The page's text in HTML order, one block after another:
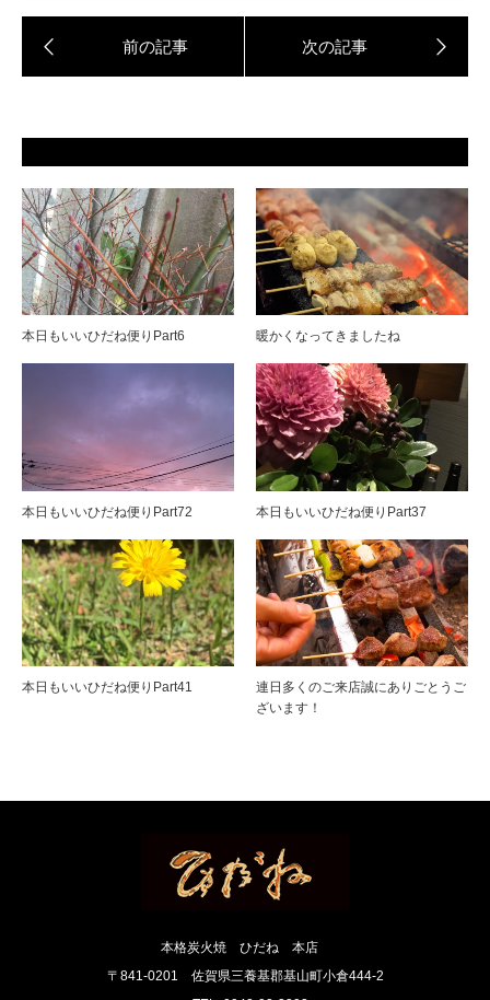
本日もいいひだね便りPart6 暖かくなってきましたね
本日もいいひだね便りPart72 本日もいいひだね便りPart37
本日もいいひだね便りPart41
連日多くのご来店誠にありごとうご
ざいます！
本格炭火焼 ひだね 本店
〒841-0201 佐賀県三養基郡基山町小倉444-2